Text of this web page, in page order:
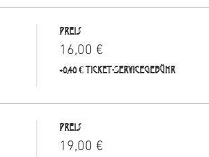
Preis
16,00 €
+0,40 € Ticket-Servicegebühr
Preis
19,00 €